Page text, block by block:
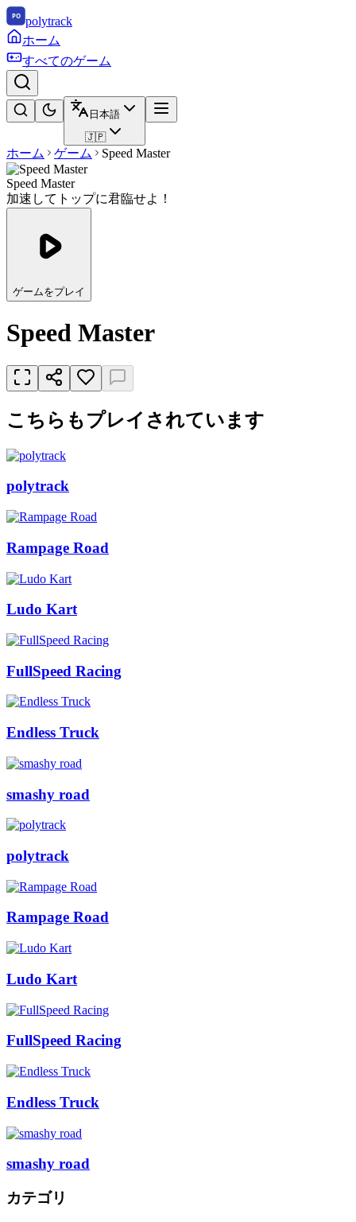
polytrack
ホーム
すべてのゲーム
日本語
🇯🇵
ホーム ゲーム Speed Master
Speed Master
加速してトップに君臨せよ！
ゲームをプレイ
Speed Master
こちらもプレイされています
polytrack
Rampage Road
Ludo Kart
FullSpeed Racing
Endless Truck
smashy road
polytrack
Rampage Road
Ludo Kart
FullSpeed Racing
Endless Truck
smashy road
カテゴリ